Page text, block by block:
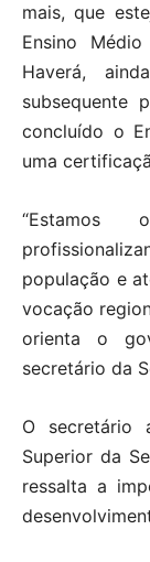
mais, que
Ensino
Haverá,
subsequente
concluído o
uma
“Estamos
população e
vocação
orienta o
secretário da
O secretário
Superior da
ressalta a